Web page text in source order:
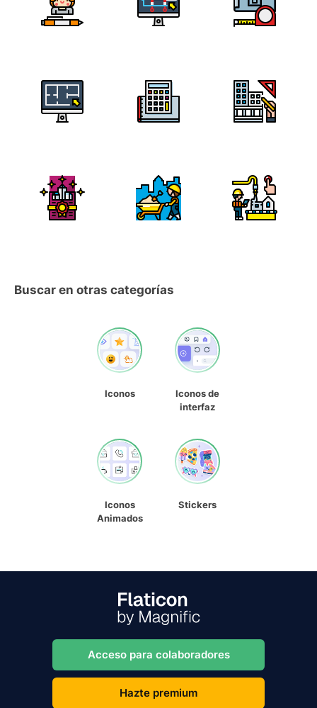
Buscar en otras categorías
Iconos
Iconos de
interfaz
Iconos
Animados
Stickers
Acceso para colaboradores
Hazte premium